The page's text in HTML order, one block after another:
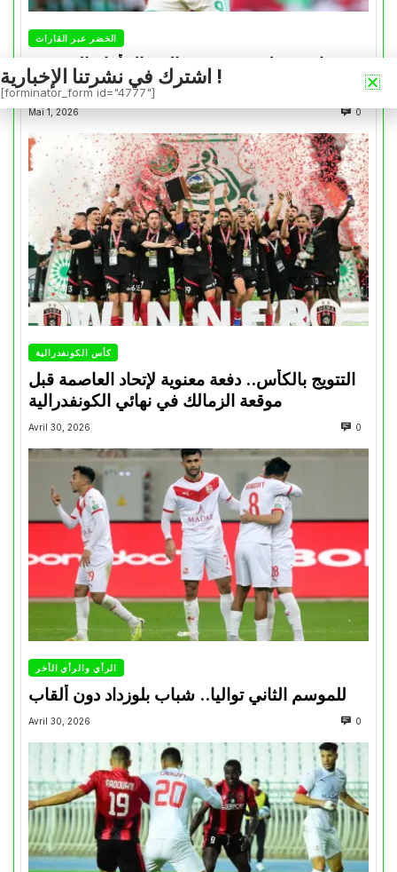
الخضر عبر القارات
بونجاح يسجل رغم هزيمة الشمال أمام السد في
كأس الأمير
Mai 1, 2026 0
كأس الكونفدرالية
التتويج بالكأس.. دفعة معنوية لإتحاد العاصمة قبل
موقعة الزمالك في نهائي الكونفدرالية
Avril 30, 2026 0
الرأي والرأي الأخر
للموسم الثاني تواليا.. شباب بلوزداد دون ألقاب
Avril 30, 2026 0
اشترك في نشرتنا الإخبارية !
[forminator_form id="4777"]